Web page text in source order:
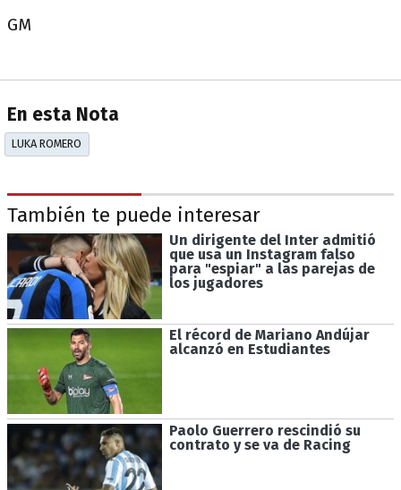
GM
En esta Nota
LUKA ROMERO
También te puede interesar
Un dirigente del Inter admitió
que usa un Instagram falso
para "espiar" a las parejas de
los jugadores
El récord de Mariano Andújar
alcanzó en Estudiantes
Paolo Guerrero rescindió su
contrato y se va de Racing